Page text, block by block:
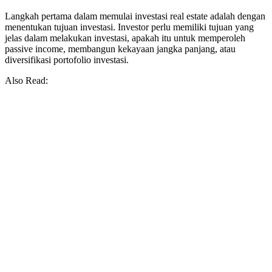
Langkah pertama dalam memulai investasi real estate adalah dengan
menentukan tujuan investasi. Investor perlu memiliki tujuan yang
jelas dalam melakukan investasi, apakah itu untuk memperoleh
passive income, membangun kekayaan jangka panjang, atau
diversifikasi portofolio investasi.
Also Read: